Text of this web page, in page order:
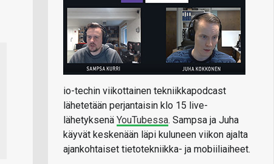
io-techin viikottainen tekniikkapodcast
lähetetään perjantaisin klo 15 live-
lähetyksenä YouTubessa. Sampsa ja Juha
käyvät keskenään läpi kuluneen viikon ajalta
ajankohtaiset tietotekniikka- ja mobiiliaiheet.